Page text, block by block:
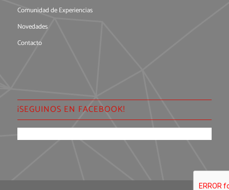
Comunidad de Experiencias
Novedades
Contacto
¡SEGUINOS EN FACEBOOK!